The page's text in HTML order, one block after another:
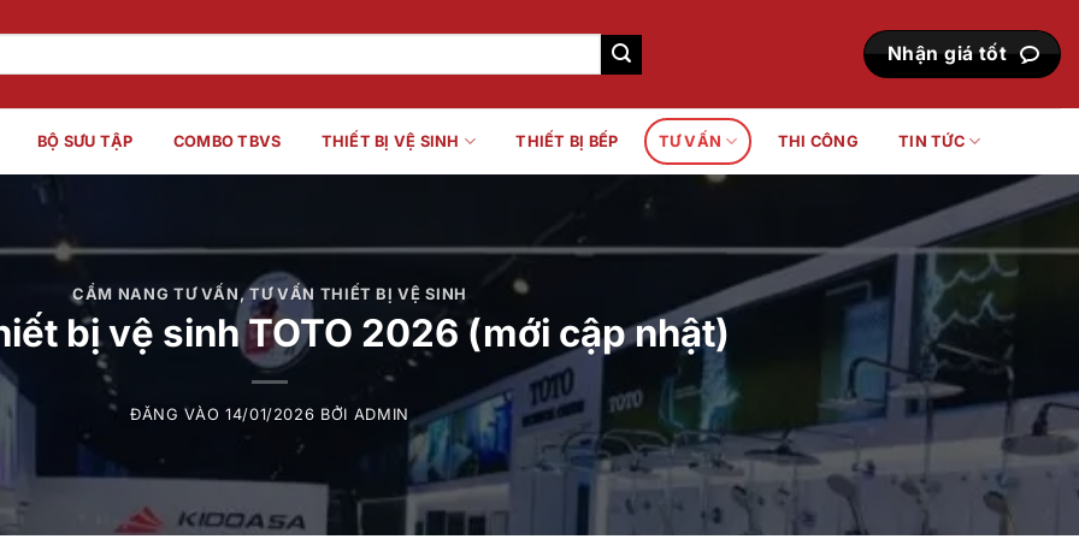
Nhận giá tốt
BỘ SƯU TẬP COMBO TBVS THIẾT BỊ VỆ SINH THIẾT BỊ BẾP TƯ VẤN THI CÔNG TIN TỨC
CẨM NANG TƯ VẤN ,TƯ VẤN THIẾT BỊ VỆ SINH
bị vệ sinh TOTO 2026 (mới cập nhật)
ĐĂNG VÀO 14/01/2026 BỞI ADMIN